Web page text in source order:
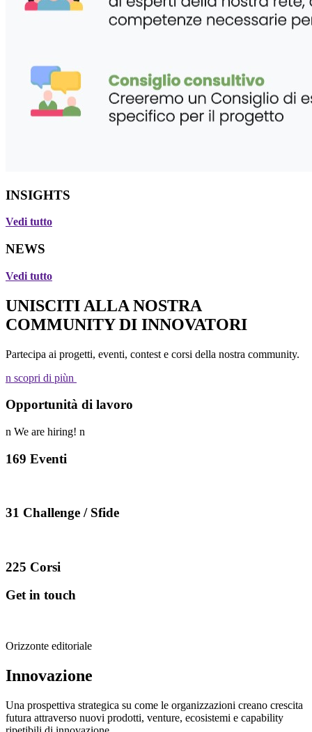
INSIGHTS
Vedi tutto
NEWS
Vedi tutto
UNISCITI ALLA NOSTRA
COMMUNITY DI INNOVATORI
Partecipa ai progetti, eventi, contest e corsi della nostra community.
n scopri di piùn
Opportunità di lavoro
n We are hiring! n
169 Eventi
31 Challenge / Sfide
225 Corsi
Get in touch
Orizzonte editoriale
Innovazione
Una prospettiva strategica su come le organizzazioni creano crescita
futura attraverso nuovi prodotti, venture, ecosistemi e capability